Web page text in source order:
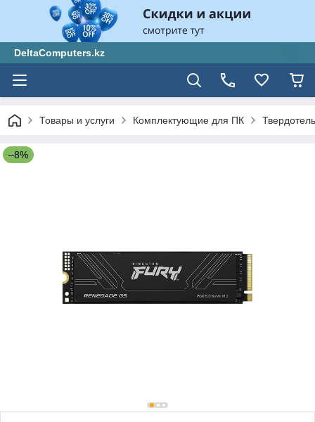
DeltaComputers.kz
Товары и услуги Комплектующие для ПК
–8%